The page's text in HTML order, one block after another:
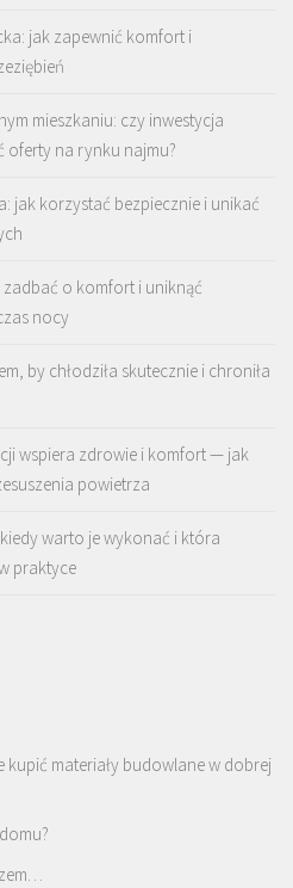
jak zapewnić komfort i
mieszkaniu: czy inwestycja
na rynku najmu?
jak korzystać bezpiecznie i unikać
o komfort i uniknąć
nocy
by chłodziła skutecznie i chroniła
wspiera zdrowie i komfort — jak
powietrza
warto je wykonać i która
praktyce
kupić materiały budowlane w dobrej